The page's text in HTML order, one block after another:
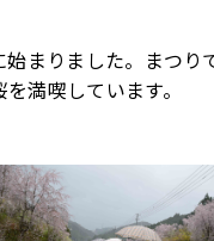
まりました。まつ
満喫しています。